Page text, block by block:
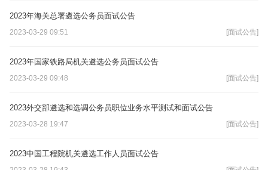
2023年海关总署遴选公务员面试公告
2023-03-29 09:51 [面试公告]
2023年国家铁路局机关遴选公务员面试公告
2023-03-29 09:48 [面试公告]
2023外交部遴选和选调公务员职位业务水平测试和面试公告
2023-03-28 19:47 [面试公告]
2023中国工程院机关遴选工作人员面试公告